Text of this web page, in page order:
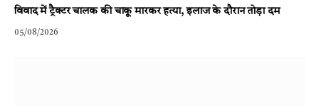
विवाद में ट्रैक्टर चालक की चाकू मारकर हत्या, इलाज के दौरान तोड़ा दम
05/08/2026